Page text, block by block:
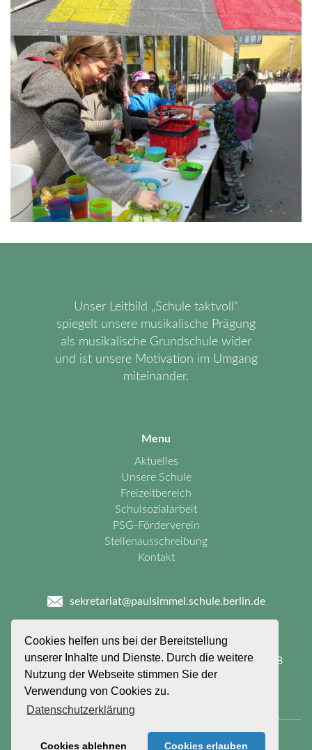
Cookies helfen uns bei der Bereitstellung
unserer Inhalte und Dienste. Durch die weitere
Nutzung der Webseite stimmen Sie der
Verwendung von Cookies zu.
Datenschutzerklärung
Cookies ablehnen Cookies erlauben
Unser Leitbild „Schule taktvoll“
spiegelt unsere musikalische Prägung
als musikalische Grundschule wider
und ist unsere Motivation im Umgang
miteinander.
Menu
Aktuelles
Unsere Schule
Freizeitbereich
Schulsozialarbeit
PSG-Förderverein
Stellenausschreibung
Kontakt
sekretariat@paulsimmel.schule.berlin.de
Paul - Simmel - GrundschuleFelixstraße 26 - 58
12099 Berlin
© Copyright 2026 - Paul-Simmel-Grundschule